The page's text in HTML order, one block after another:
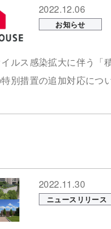
2022.12.06
お知らせ
ルス感染拡大に伴う「
別措置の追加対応につ
2022.11.30
ニュースリリース